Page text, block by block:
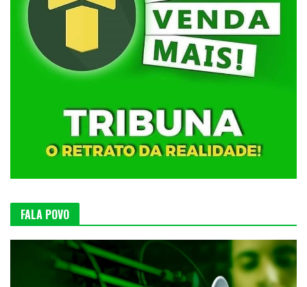
FALA POVO